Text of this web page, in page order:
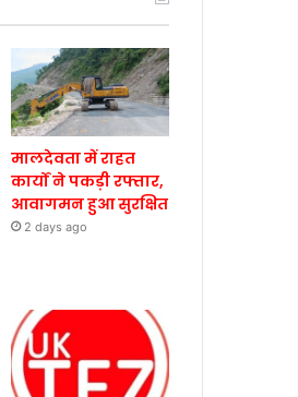
मालदेवता में राहत
कार्यों ने पकड़ी रफ्तार,
आवागमन हुआ सुरक्षित
2 days ago